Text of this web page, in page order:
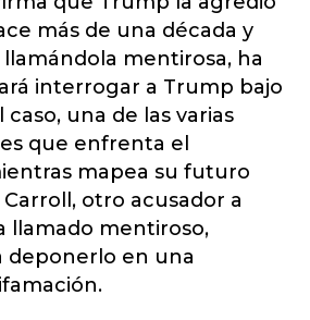
más de una década y
llamándola mentirosa, ha
interrogar a Trump bajo
una de las varias
que enfrenta el
mapea su futuro
otro acusador a
llamado mentiroso,
deponerlo en una